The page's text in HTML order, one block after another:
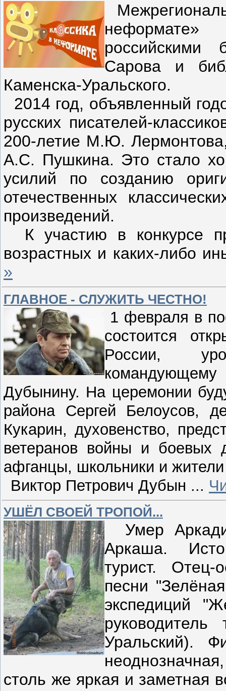
неформате»
российскими
Сарова и
Каменска-Уральского.
2014 год, объявленный
русских писателей-
200-летие М.Ю.
А.С. Пушкина. Это стало
усилий по созданию
отечественных
произведений.
К участию в конкурсе
возрастных и каких-либо
»
ГЛАВНОЕ - СЛУЖИТЬ ЧЕСТНО!
1 февраля в
состоится
России,
Дубынину. На церемонии
района Сергей Белоусов,
Кукарин, духовенство,
ветеранов войны и боевых
афганцы, школьники и
Виктор Петрович Дубын ...
УШЁЛ СВОЕЙ ТРОПОЙ...
Умер
Аркаша.
турист. Отец-
песни
экспедиций
Уральский).
столь же яркая и заметная